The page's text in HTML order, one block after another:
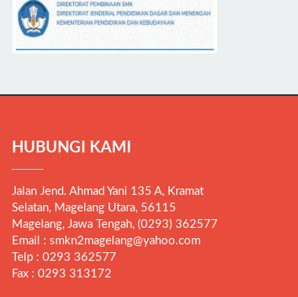
HUBUNGI KAMI
Jalan Jend. Ahmad Yani 135 A, Kramat
Selatan, Magelang Utara, 56115
Magelang, Jawa Tengah, (0293) 362577
Email : smkn2magelang@yahoo.com
Telp : 0293 362577
Fax : 0293 313172